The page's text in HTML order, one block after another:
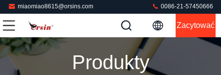
miaomiao8615@orsins.com 0086-21-57450666
Zacytować
Produkty